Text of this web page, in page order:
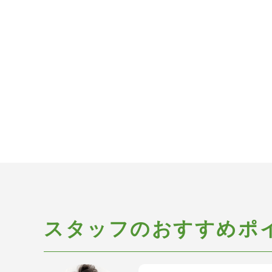
スタッフのおすすめポ